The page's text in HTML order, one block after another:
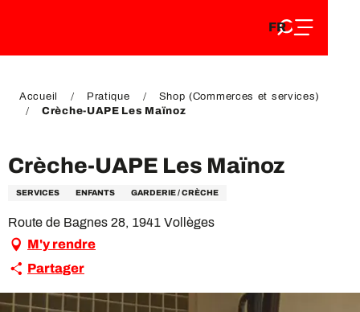
DE
FR
EN
Accueil Pratique
Shop (Commerces et services)
Crèche-UAPE Les Maïnoz
Crèche-UAPE Les Maïnoz
SERVICES ENFANTS GARDERIE / CRÈCHE
Route de Bagnes 28, 1941 Vollèges
M'y rendre
Partager